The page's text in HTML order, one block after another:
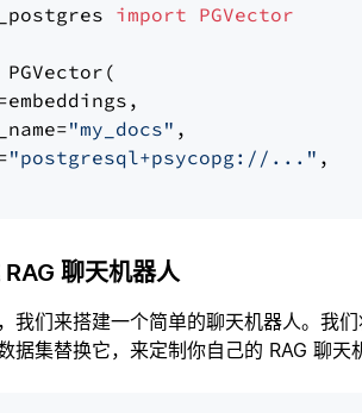
import PGVector
PGVector(
"my_docs" ,
"postgresql+psycopg://..." ,
聊天机器人
我们来搭建一个简单的聊天机器人。我们
据集替换它，来定制你自己的 RAG 聊天